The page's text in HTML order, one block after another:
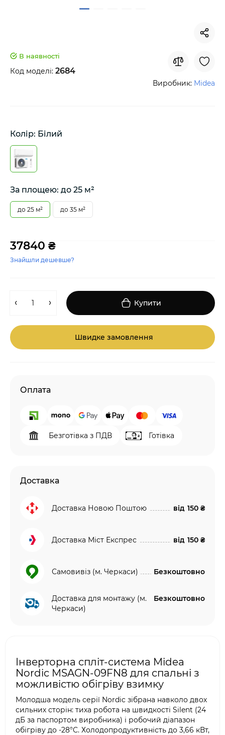
В наявності
Код моделі: 2684
Виробник: Midea
Колір: Білий
За площею: до 25 м²
до 25 м² до 35 м²
37840 ₴
Знайшли дешевше?
Купити
Швидке замовлення
Оплата
Безготівка з ПДВ Готівка
Доставка
Доставка Новою Поштою від 150 ₴
Доставка Міст Експрес від 150 ₴
Самовивіз (м. Черкаси) Безкоштовно
Доставка для монтажу (м.
Черкаси)
Безкоштовно
Інверторна спліт-система Midea
Nordic MSAGN-09FN8 для спальні з
можливістю обігріву взимку
Молодша модель серії Nordic зібрана навколо двох
сильних сторін: тиха робота на швидкості Silent (24
дБ за паспортом виробника) і робочий діапазон
обігріву до -28°C. Холодопродуктивність до 3,66 кВт,